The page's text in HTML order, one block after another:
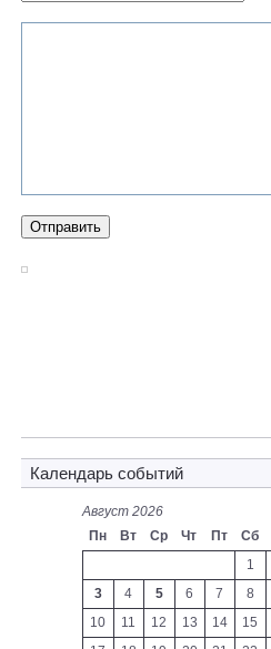
Календарь событий
Август 2026
Пн
Вт Ср Чт Пт Сб
1
3
4 5 6 7 8
10
11 12 13 14 15